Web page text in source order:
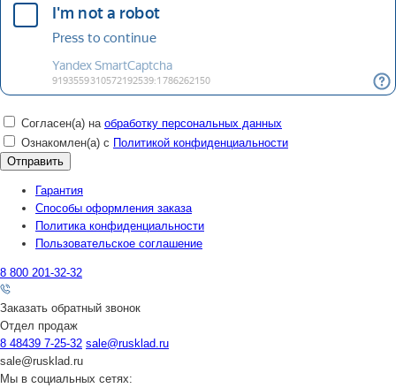
Согласен(а) на обработку персональных данных
Ознакомлен(а) с Политикой конфиденциальности
Гарантия
Способы оформления заказа
Политика конфиденциальности
Пользовательское соглашение
8 800 201-32-32
Заказать обратный звонок
Отдел продаж
8 48439 7-25-32 sale@rusklad.ru
sale@rusklad.ru
Мы в социальных сетях: